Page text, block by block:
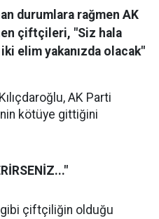
durumlara rağmen AK
çiftçileri, "Siz hala
elim yakanızda olacak"
AK Parti
kötüye gittiğini
gibi çiftçiliğin olduğu